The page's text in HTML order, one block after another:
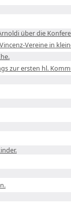
über die
Vereine in
zur ersten hl.